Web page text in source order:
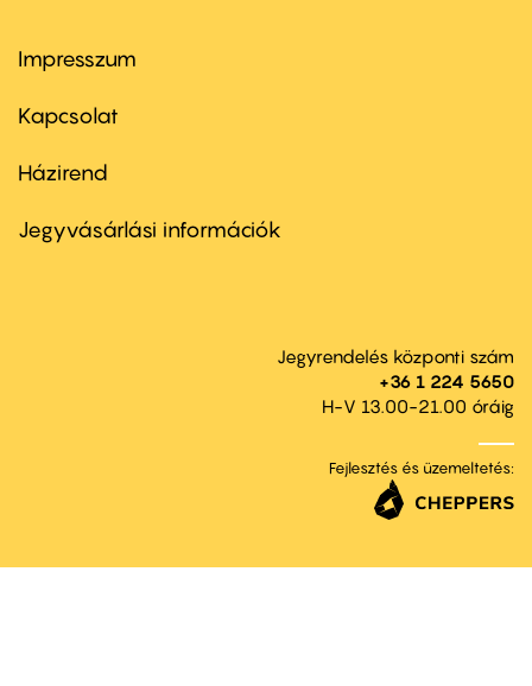
Footer
first
Impresszum
Kapcsolat
Footer
second
Házirend
Jegyvásárlási információk
Jegyrendelés központi szám
+36 1 224 5650
H-V 13.00-21.00 óráig
Fejlesztés és üzemeltetés: